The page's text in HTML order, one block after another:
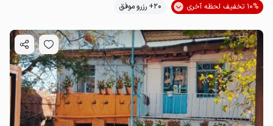
2میلیون ت 4.9
10% تخفیف لحظه آخری
20+ رزرو موفق